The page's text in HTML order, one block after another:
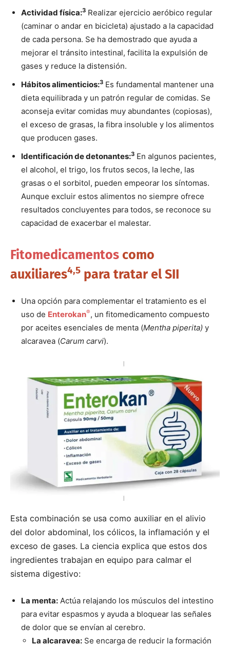
Actividad física:3 Realizar ejercicio aeróbico regular
(caminar o andar en bicicleta) ajustado a la capacidad
de cada persona. Se ha demostrado que ayuda a
mejorar el tránsito intestinal, facilita la expulsión de
gases y reduce la distensión.
Hábitos alimenticios:3 Es fundamental mantener una
dieta equilibrada y un patrón regular de comidas. Se
aconseja evitar comidas muy abundantes (copiosas),
el exceso de grasas, la fibra insoluble y los alimentos
que producen gases.
Identificación de detonantes:3 En algunos pacientes,
el alcohol, el trigo, los frutos secos, la leche, las
grasas o el sorbitol, pueden empeorar los síntomas.
Aunque excluir estos alimentos no siempre ofrece
resultados concluyentes para todos, se reconoce su
capacidad de exacerbar el malestar.
Fitomedicamentos como
auxiliares4,5 para tratar el SII
Una opción para complementar el tratamiento es el
uso de Enterokan®, un fitomedicamento compuesto
por aceites esenciales de menta (Mentha piperita) y
alcaravea (Carum carvi).
Esta combinación se usa como auxiliar en el alivio
del dolor abdominal, los cólicos, la inflamación y el
exceso de gases. La ciencia explica que estos dos
ingredientes trabajan en equipo para calmar el
sistema digestivo:
La menta: Actúa relajando los músculos del intestino
para evitar espasmos y ayuda a bloquear las señales
de dolor que se envían al cerebro.
La alcaravea: Se encarga de reducir la formación